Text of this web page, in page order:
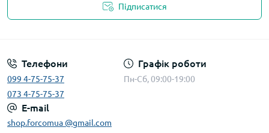
Підписатися
Телефони
099 4-75-75-37
073 4-75-75-37
Графік роботи
Пн-Сб, 09:00-19:00
E-mail
shop.forcomua @gmail.com